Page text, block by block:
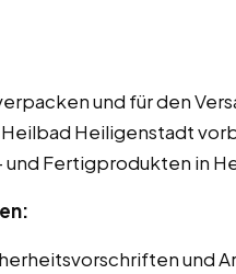
und für den
Heiligenstadt
und Fertigprodukten in
und